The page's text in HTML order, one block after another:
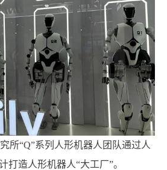
所“Q”系列人形机器人团队通过人
打造人形机器人“大工厂”。